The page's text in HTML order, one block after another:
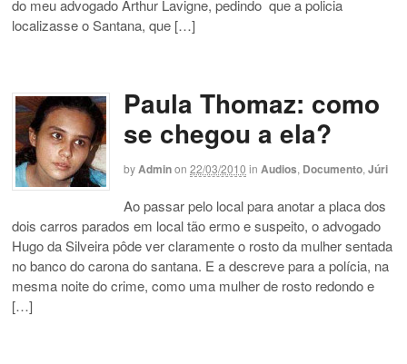
do meu advogado Arthur Lavigne, pedindo que a policia
localizasse o Santana, que […]
Paula Thomaz: como
se chegou a ela?
byAdminon 22/03/2010 in Audios, Documento, Júri
Ao passar pelo local para anotar a placa dos
dois carros parados em local tão ermo e suspeito, o advogado
Hugo da Silveira pôde ver claramente o rosto da mulher sentada
no banco do carona do santana. E a descreve para a polícia, na
mesma noite do crime, como uma mulher de rosto redondo e
[…]